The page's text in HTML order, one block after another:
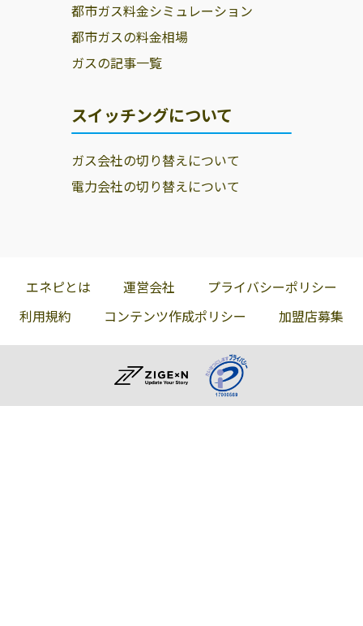
都市ガス料金シミュレーション
都市ガスの料金相場
ガスの記事一覧
スイッチングについて
ガス会社の切り替えについて
電力会社の切り替えについて
エネピとは 運営会社
プライバシーポリシー
利用規約
コンテンツ作成ポリシー 加盟店募集